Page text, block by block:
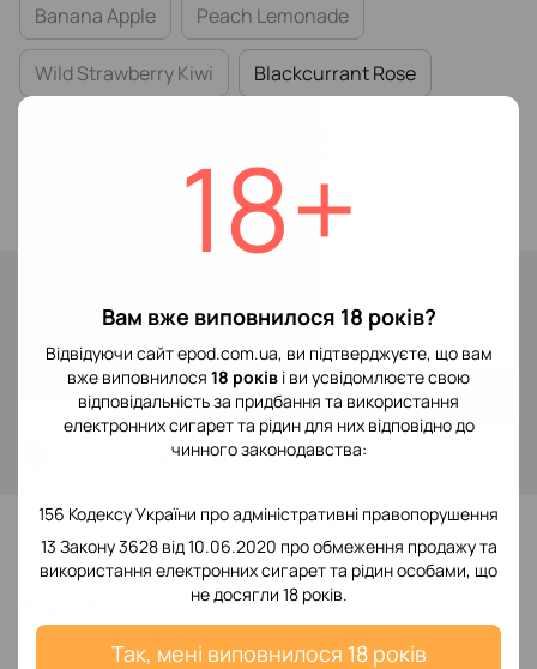
18+
Вам вже виповнилося 18 років?
Відвідуючи сайт epod.com.ua, ви підтверджуєте, що вам
вже виповнилося 18 років і ви усвідомлюєте свою
відповідальність за придбання та використання
електронних сигарет та рідин для них відповідно до
чинного законодавства:
156 Кодексу України про адміністративні правопорушення
13 Закону 3628 від 10.06.2020 про обмеження продажу та
використання електронних сигарет та рідин особами, що
не досягли 18 років.
Так, мені виповнилося 18 років
Banana Apple Peach Lemonade
Wild Strawberry Kiwi Blackcurrant Rose
299 грн
Купити
для відображення накопичувальної знижки
До обраного